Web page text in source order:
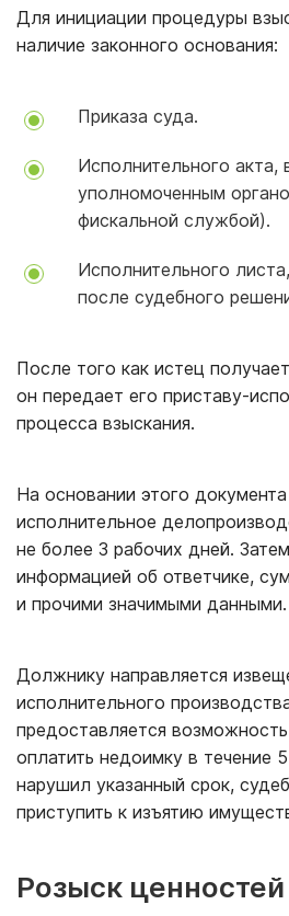
Для инициации процедуры
наличие законного основания:
Приказа суда.
Исполнительного
уполномоченным
фискальной службой).
Исполнительного
после судебного
После того как истец
он передает его приставу-
процесса взыскания.
На основании этого
исполнительное
не более 3 рабочих дней.
информацией об ответчике,
и прочими значимыми данными.
Должнику направляется
исполнительного
предоставляется
оплатить недоимку в течение
нарушил указанный срок,
приступить к изъятию
Розыск ценностей